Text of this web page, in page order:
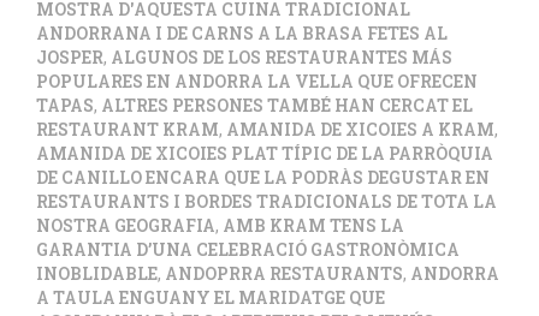
MOSTRA D'AQUESTA CUINA TRADICIONAL
ANDORRANA I DE CARNS A LA BRASA FETES AL
JOSPER, ALGUNOS DE LOS RESTAURANTES MÁS
POPULARES EN ANDORRA LA VELLA QUE OFRECEN
TAPAS, ALTRES PERSONES TAMBÉ HAN CERCAT EL
RESTAURANT KRAM, AMANIDA DE XICOIES A KRAM,
AMANIDA DE XICOIES PLAT TÍPIC DE LA PARRÒQUIA
DE CANILLO ENCARA QUE LA PODRÀS DEGUSTAR EN
RESTAURANTS I BORDES TRADICIONALS DE TOTA LA
NOSTRA GEOGRAFIA, AMB KRAM TENS LA
GARANTIA D’UNA CELEBRACIÓ GASTRONÒMICA
INOBLIDABLE, ANDOPRRA RESTAURANTS, ANDORRA
A TAULA ENGUANY EL MARIDATGE QUE